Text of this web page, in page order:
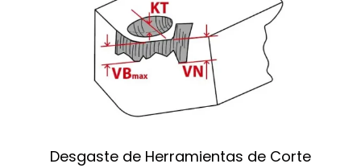
Desgaste de Herramientas de Corte